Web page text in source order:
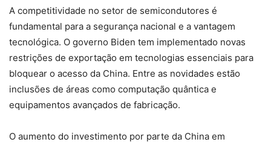
A competitividade no setor de semicondutores é
fundamental para a segurança nacional e a vantagem
tecnológica. O governo Biden tem implementado novas
restrições de exportação em tecnologias essenciais para
bloquear o acesso da China. Entre as novidades estão
inclusões de áreas como computação quântica e
equipamentos avançados de fabricação.
O aumento do investimento por parte da China em